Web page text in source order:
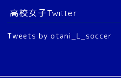
高校女子Twitter
Tweets by otani_L_soccer